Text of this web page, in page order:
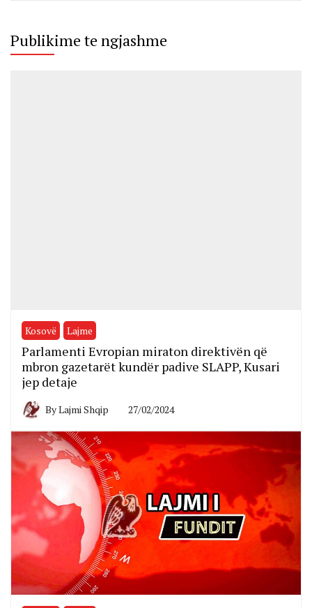
Publikime te ngjashme
Kosovë Lajme
Parlamenti Evropian miraton direktivën që
mbron gazetarët kundër padive SLAPP, Kusari
jep detaje
ByLajmi Shqip 27/02/2024